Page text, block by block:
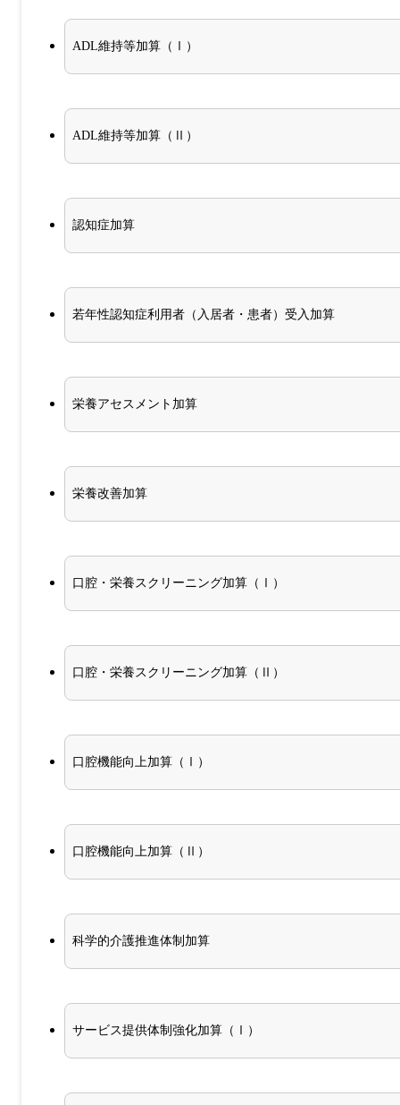
ADL維持等加算（Ⅰ）
ADL維持等加算（Ⅱ）
認知症加算
若年性認知症利用者（入居者・患者）受入加算
栄養アセスメント加算
栄養改善加算
口腔・栄養スクリーニング加算（Ⅰ）
口腔・栄養スクリーニング加算（Ⅱ）
口腔機能向上加算（Ⅰ）
口腔機能向上加算（Ⅱ）
科学的介護推進体制加算
サービス提供体制強化加算（Ⅰ）